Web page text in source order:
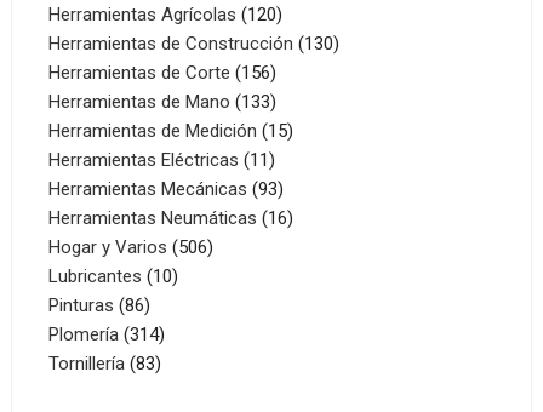
productos
Herramientas Agrícolas 120120
productos
Herramientas de Construcción 130130
Herramientas de Corte 156156
productos
Herramientas de Mano 133133
productos
Herramientas de Medición 1515
Herramientas Eléctricas 1111
productos
Herramientas Mecánicas 9393
productos
Herramientas Neumáticas 1616
Hogar y Varios 506506
Lubricantes 1010
Pinturas 8686
productos
Plomería 314314
productos
Tornillería 8383